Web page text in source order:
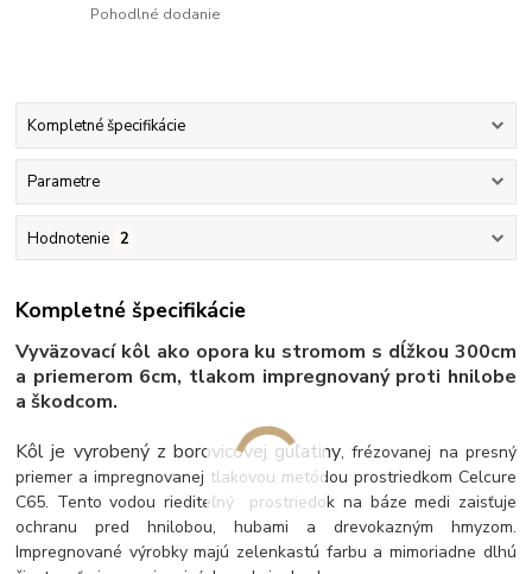
Pohodlné dodanie
Kompletné špecifikácie
Parametre
Hodnotenie 2
Kompletné špecifikácie
Vyväzovací kôl ako opora ku stromom s dĺžkou 300cm
a priemerom 6cm, tlakom impregnovaný proti hnilobe
a škodcom.
Kôl je vyrobený z borovicovej guľatiny, frézovanej na presný
priemer a impregnovanej tlakovou metódou prostriedkom Celcure
C65. Tento vodou riediteľný prostriedok na báze medi zaisťuje
ochranu pred hnilobou, hubami a drevokazným hmyzom.
Impregnované výrobky majú zelenkastú farbu a mimoriadne dlhú